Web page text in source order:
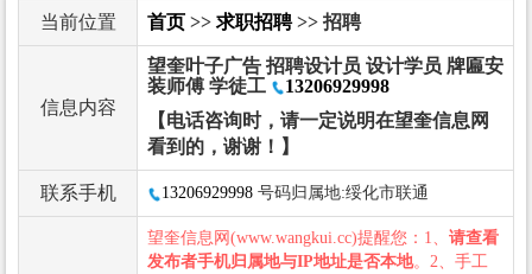
当前位置 首页 >> 求职招聘>> 招聘
信息内容
望奎叶子广告 招聘设计员 设计学员 牌匾安
装师傅 学徒工
13206929998
【电话咨询时，请一定说明在望奎信息网
看到的，谢谢！】
联系手机 13206929998 号码归属地:绥化市联通
望奎信息网(www.wangkui.cc)提醒您：1、 请查看
发布者手机归属地与IP地址是否本地。2、手工